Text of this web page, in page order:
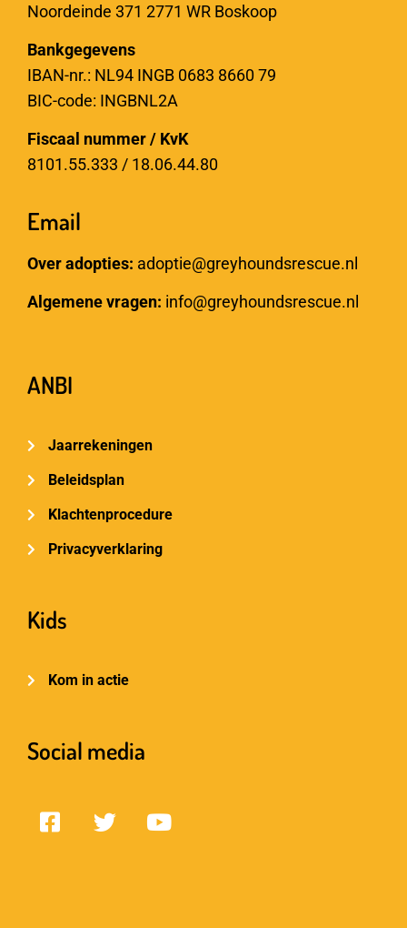
Noordeinde 371 2771 WR Boskoop
Bankgegevens
IBAN-nr.: NL94 INGB 0683 8660 79
BIC-code: INGBNL2A
Fiscaal nummer / KvK
8101.55.333 / 18.06.44.80
Email
Over adopties: adoptie@greyhoundsrescue.nl
Algemene vragen: info@greyhoundsrescue.nl
ANBI
Jaarrekeningen
Beleidsplan
Klachtenprocedure
Privacyverklaring
Kids
Kom in actie
Social media